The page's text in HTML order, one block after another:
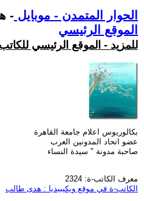
الحوار المتمدن - موبايل -
الموقع الرئيسي
للمزيد - الموقع الرئيسي
بكالوريوس اعلام جامعة القاهرة
عضو اتحاد المدونين العرب
صاحبة مدونة " سيدة النساء
معرف الكاتب-ة: 2324
الكاتب-ة في موقع ويكيبيديا : هدى طالب